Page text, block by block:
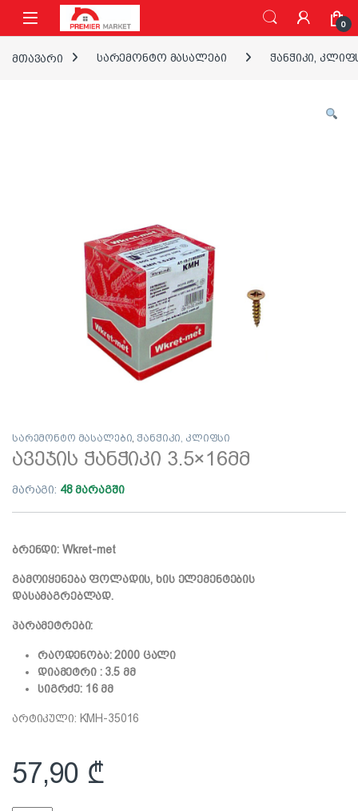
ნავიგაციაზე გადასვლა
შინაარსზე გადასვლა
0
მთავარი სარემონტო მასალები ჭანჭიკი,
სარემონტო მასალები, ჭანჭიკი, კლიფსი
ავეჯის ჭანჭიკი 3.5×16მმ
მარაგი: 48 მარაგში
ბრენდი: Wkret-met
გამოიყენება ფოლადის, ხის ელემენტების
დასამაგრებლად.
პარამეტრები:
რაოდენობა: 2000 ცალი
დიამეტრი : 3.5 მმ
სიგრძე: 16 მმ
არტიკული: KMH-35016
57,90 ₾